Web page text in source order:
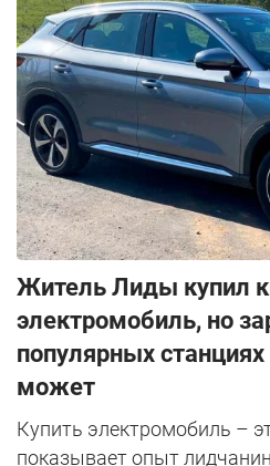
Житель Лиды купил
электромобиль, но
популярных
может
Купить электромобиль –
показывает опыт